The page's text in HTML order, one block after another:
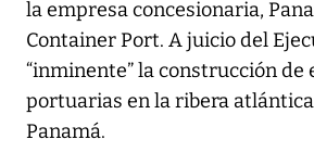
la empresa concesionaria,
Container Port. A juicio del
“inminente” la construcción de
portuarias en la ribera
Panamá.